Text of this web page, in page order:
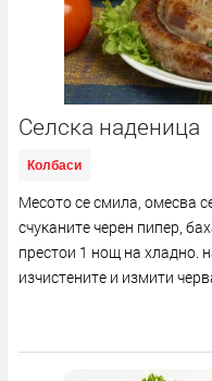
Селска наденица
Колбаси
Месото се смила, омесва
счуканите черен пипер,
престои 1 нощ на хладно.
изчистените и измити